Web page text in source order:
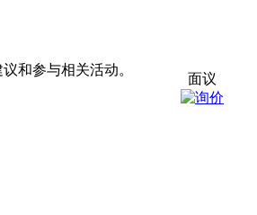
和参与相关活动。
面议